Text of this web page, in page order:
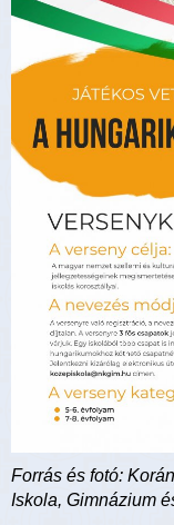
Forrás és fotó:
Iskola, Gimnázium